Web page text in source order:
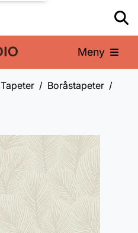
Meny
Tapeter
Boråstapeter